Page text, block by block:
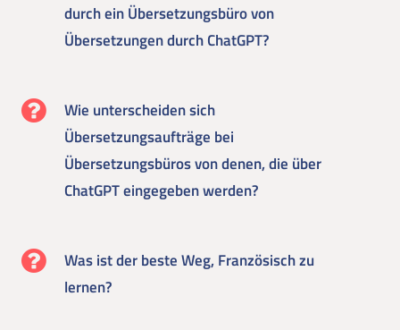
durch ein Übersetzungsbüro von
Übersetzungen durch ChatGPT?
Wie unterscheiden sich
Übersetzungsaufträge bei
Übersetzungsbüros von denen, die über
ChatGPT eingegeben werden?
Was ist der beste Weg, Französisch zu
lernen?